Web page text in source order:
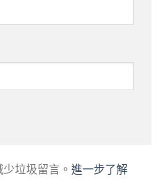
垃圾留言。 進一步了解